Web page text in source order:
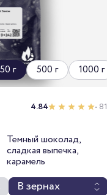
г 500 г 1000 г
4.84 • 81
Темный шоколад,
сладкая выпечка,
карамель
В зернах